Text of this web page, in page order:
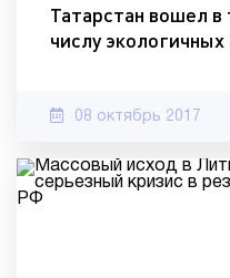
Татарстан вошел в
числу
08 октябрь 2017